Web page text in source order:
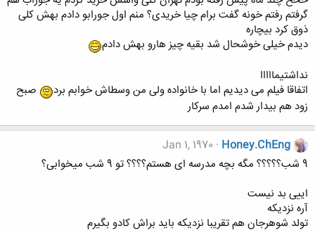
گرفتم رفتم خونه گفت برام چیا خریدی؟ منم اول جورابو دادم بهش کلی
ذوق کرد بیچاره
دیدم خیلی خوشحال شد بقیه چیز هارو بهش دادم
نداشتیمااااا
اتفاقا فیلم می دیدیم اما با خانواده ولی من وسطاش خوابم برد
صبح
زود هم بیدار شدم امدم سرکار
Honey.ChEng
Jan 1, 1970
9 شب؟؟؟؟؟ مگه بچه مدرسه ای هستم؟؟؟؟ تو 9 شب میخوابی؟
اییی بد نیست
آره نزدیکه
تولد شوهرجان هم تقریبا نزدیکه باید براش کادو بگیرم